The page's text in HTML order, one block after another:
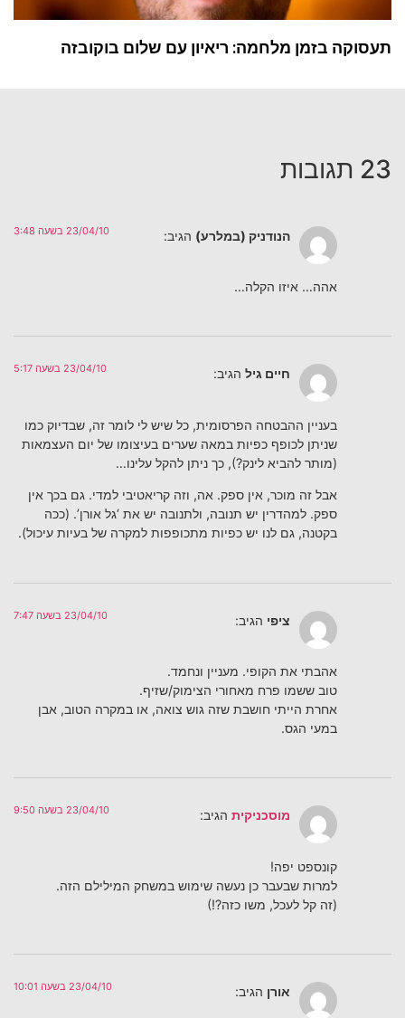
תעסוקה בזמן מלחמה: ריאיון עם שלום בוקובזה
23 תגובות
הנודניק (במלרע) הגיב: 23/04/10 בשעה 3:48
אהה… איזו הקלה…
חיים גיל הגיב: 23/04/10 בשעה 5:17
בעניין ההבטחה הפרסומית, כל שיש לי לומר זה, שבדיוק כמו
שניתן לכופף כפיות במאה שערים בעיצומו של יום העצמאות
(מותר להביא לינק?), כך ניתן להקל עלינו…
אבל זה מוכר, אין ספק. אה, וזה קריאטיבי למדי. גם בכך אין
ספק. למהדרין יש תנובה, ולתנובה יש את ‘גל אורן’. (ככה
בקטנה, גם לנו יש כפיות מתכופפות למקרה של בעיות עיכול).
ציפי הגיב: 23/04/10 בשעה 7:47
אהבתי את הקופי. מעניין ונחמד.
טוב ששמו פרח מאחורי הצימוק/שזיף.
אחרת הייתי חושבת שזה גוש צואה, או במקרה הטוב, אבן
במעי הגס.
מוסכניקית הגיב: 23/04/10 בשעה 9:50
קונספט יפה!
למרות שבעבר כן נעשה שימוש במשחק המילילם הזה.
(זה קל לעכל, משו כזה?!)
אורן הגיב: 23/04/10 בשעה 10:01